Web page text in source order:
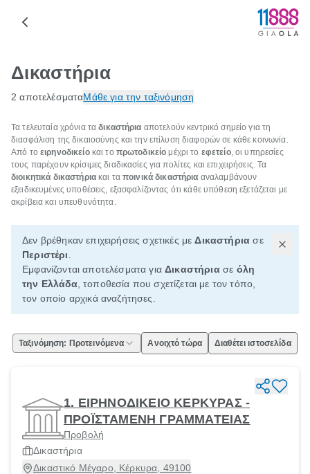
Δικαστήρια
2 αποτελέσματαΜάθε για την ταξινόμηση
Τα τελευταία χρόνια ταδικαστήρια αποτελούν κεντρικό σημείο για τη
διασφάλιση της δικαιοσύνης και την επίλυση διαφορών σε κάθε κοινωνία.
Από το ειρηνοδικείοκαι το πρωτοδικείο μέχρι το εφετείο, οι υπηρεσίες
τους παρέχουν κρίσιμες διαδικασίες για πολίτες και επιχειρήσεις. Τα
διοικητικά δικαστήριακαι ταποινικά δικαστήρια αναλαμβάνουν
εξειδικευμένες υποθέσεις, εξασφαλίζοντας ότι κάθε υπόθεση εξετάζεται με
ακρίβεια και υπευθυνότητα.
Δεν βρέθηκαν επιχειρήσεις σχετικές μεΔικαστήρια σε
Περιστέρι
Εμφανίζονται αποτελέσματα γιαΔικαστήριασε όλη
την Ελλάδα, τοποθεσία που σχετίζεται με τον τόπο,
τον οποίο αρχικά αναζήτησες.
Ταξινόμηση: Προτεινόμενα Ανοιχτό τώρα Διαθέτει ιστοσελίδα
1. ΕΙΡΗΝΟΔΙΚΕΙΟ ΚΕΡΚΥΡΑΣ -
ΠΡΟΪΣΤΑΜΕΝΗ ΓΡΑΜΜΑΤΕΙΑΣ
Προβολή
Δικαστήρια
Δικαστικό Μέγαρο, Κέρκυρα, 49100